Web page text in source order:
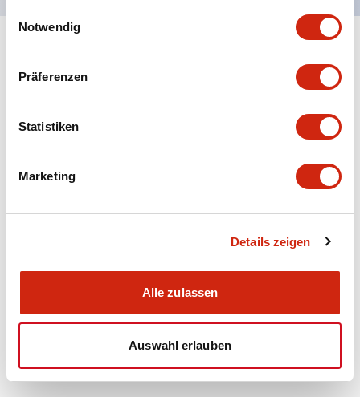
Notwendig
Präferenzen
Statistiken
Marketing
Details zeigen
Alle zulassen
Auswahl erlauben
Electrical Specifications (rated illuminated
Dokumente und Dateien